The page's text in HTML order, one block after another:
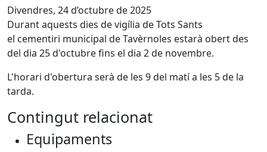
Divendres, 24 d’octubre de 2025
Durant aquests dies de vigília de Tots Sants
el cementiri municipal de Tavèrnoles estarà obert des
del dia 25 d'octubre fins el dia 2 de novembre.
L'horari d'obertura serà de les 9 del matí a les 5 de la
tarda.
Contingut relacionat
Equipaments